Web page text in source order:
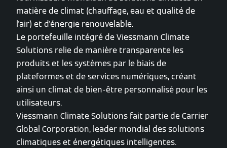
matière de climat (chauffage, eau et qualité de
l'air) et d'énergie renouvelable.
Le portefeuille intégré de Viessmann Climate
Solutions relie de manière transparente les
produits et les systèmes par le biais de
plateformes et de services numériques, créant
ainsi un climat de bien-être personnalisé pour les
utilisateurs.
Viessmann Climate Solutions fait partie de Carrier
Global Corporation, leader mondial des solutions
climatiques et énergétiques intelligentes.